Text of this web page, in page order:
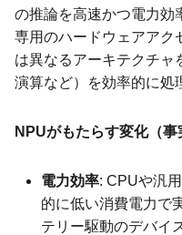
の推論を高速かつ電力効
専用のハードウェアアク
は異なるアーキテクチャ
演算など）を効率的に処
NPUがもたらす変化（事
電力効率: CPUや汎
的に低い消費電力で
テリー駆動のデバイ